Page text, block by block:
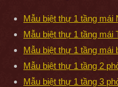
Mẫu biệt thự 1 tầng mái
Mẫu biệt thự 1 tầng mái
Mẫu biệt thự 1 tầng mái
Mẫu biệt thự 1 tầng 2
Mẫu biệt thự 1 tầng 3